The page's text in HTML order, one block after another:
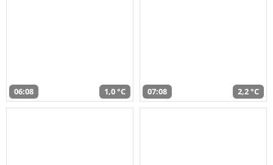
06:08 1,0 °C 07:08 2,2 °C